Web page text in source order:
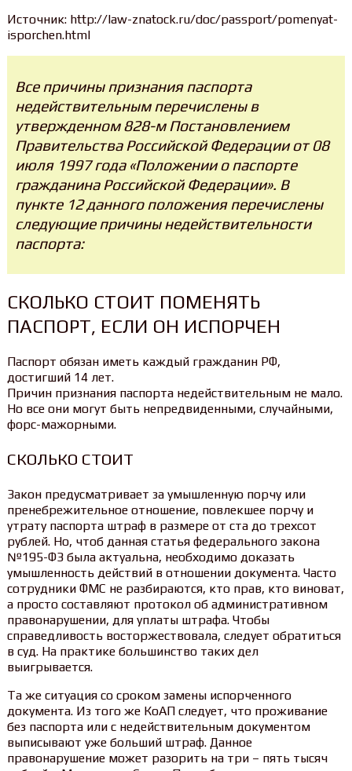
Источник: http://law-znatock.ru/doc/passport/pomenyat-
isporchen.html
Все причины признания паспорта
недействительным перечислены в
утвержденном 828-м Постановлением
Правительства Российской Федерации от 08
июля 1997 года «Положении о паспорте
гражданина Российской Федерации». В
пункте 12 данного положения перечислены
следующие причины недействительности
паспорта:
СКОЛЬКО СТОИТ ПОМЕНЯТЬ
ПАСПОРТ, ЕСЛИ ОН ИСПОРЧЕН
Паспорт обязан иметь каждый гражданин РФ,
достигший 14 лет.
Причин признания паспорта недействительным не мало.
Но все они могут быть непредвиденными, случайными,
форс-мажорными.
СКОЛЬКО СТОИТ
Закон предусматривает за умышленную порчу или
пренебрежительное отношение, повлекшее порчу и
утрату паспорта штраф в размере от ста до трехсот
рублей. Но, чтоб данная статья федерального закона
№195-ФЗ была актуальна, необходимо доказать
умышленность действий в отношении документа. Часто
сотрудники ФМС не разбираются, кто прав, кто виноват,
а просто составляют протокол об административном
правонарушении, для уплаты штрафа. Чтобы
справедливость восторжествовала, следует обратиться
в суд. На практике большинство таких дел
выигрывается.
Та же ситуация со сроком замены испорченного
документа. Из того же КоАП следует, что проживание
без паспорта или с недействительным документом
выписывают уже больший штраф. Данное
правонарушение может разорить на три – пять тысяч